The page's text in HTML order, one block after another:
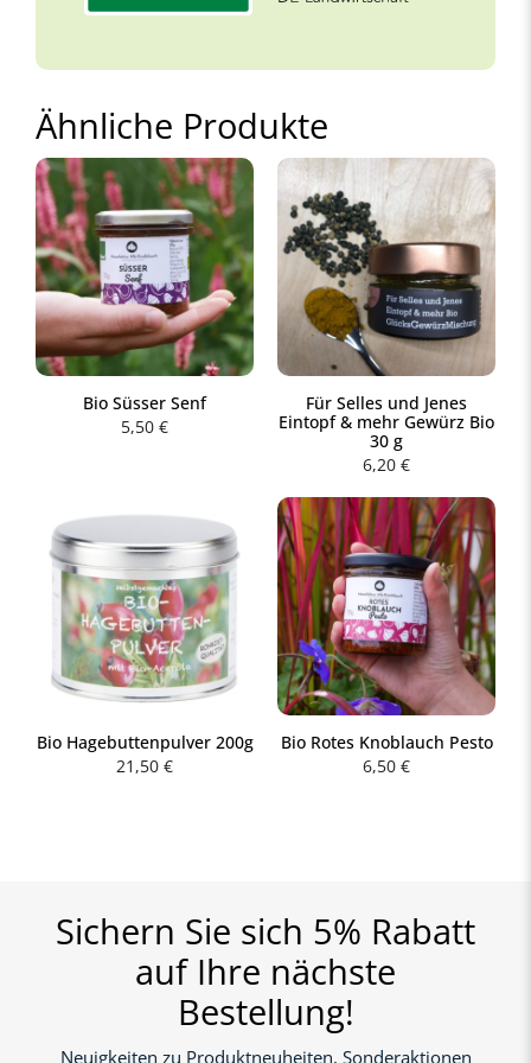
Ähnliche Produkte
Bio Süsser Senf
5,50 €
Für Selles und Jenes
Eintopf & mehr Gewürz Bio
30 g
6,20 €
Bio Hagebuttenpulver 200g
21,50 €
Bio Rotes Knoblauch Pesto
6,50 €
Sichern Sie sich 5% Rabatt
auf Ihre nächste
Bestellung!
Neuigkeiten zu Produktneuheiten, Sonderaktionen